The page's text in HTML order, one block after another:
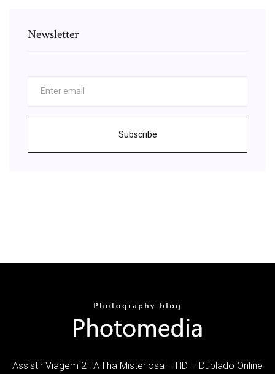
Newsletter
Subscribe
Assistir Viagem 2 : A Ilha Misteriosa – HD – Dublado Online